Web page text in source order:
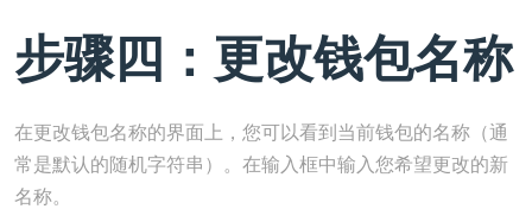
步骤四：更改钱包名称
在更改钱包名称的界面上，您可以看到当前钱包的名称（通
常是默认的随机字符串）。在输入框中输入您希望更改的新
名称。